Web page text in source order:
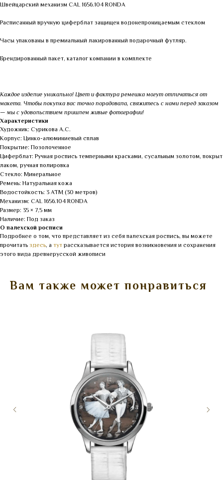
Швейцарский механизм CAL 1656.104 RONDA
Расписанный вручную циферблат защищен водонепроницаемым стеклом
Часы упакованы в премиальный лакированный подарочный футляр.
Брендированный пакет, каталог компании в комплекте
Каждое изделие уникально! Цвет и фактура ремешка могут отличаться от
макета. Чтобы покупка вас точно порадовала, свяжитесь с нами перед заказом
— мы с удовольствием пришлем живые фотографии!
Характеристики
Художник: Сурикова А.С.
Корпус: Цинко-алюминиевый сплав
Покрытие: Позолоченное
Циферблат: Ручная роспись темперными красками, сусальным золотом, покрыт
лаком, ручная полировка
Стекло: Минеральное
Ремень: Натуральная кожа
Водостойкость: 3 АТМ (30 метров)
Механизм: CAL 1656.104 RONDA
Размер: 35 × 7,5 мм
Наличие: Под заказ
О палехской росписи
Подробнее о том, что представляет из себя палехская роспись, вы можете
прочитать здесь, а тут рассказывается история возникновения и сохранения
этого вида древнерусской живописи
Вам также может понравиться